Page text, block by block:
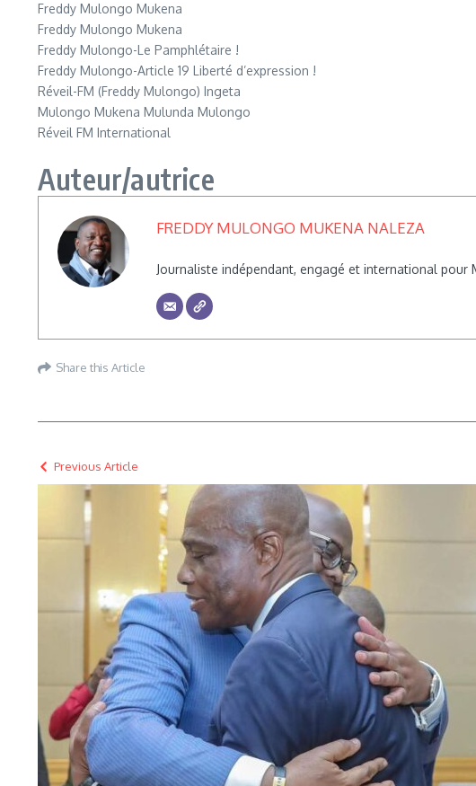
Freddy Mulongo Mukena
Freddy Mulongo Mukena
Freddy Mulongo-Le Pamphlétaire !
Freddy Mulongo-Article 19 Liberté d’expression !
Réveil-FM (Freddy Mulongo) Ingeta
Mulongo Mukena Mulunda Mulongo
Réveil FM International
Auteur/autrice
FREDDY MULONGO MUKENA NALEZA
Journaliste indépendant, engagé et international pour
Share this Article
Previous Article